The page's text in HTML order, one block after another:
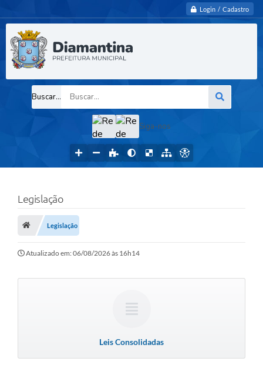
Login / Cadastro
Buscar...
Siga-nos
Legislação
Legislação
Atualizado em: 06/08/2026 às 16h14
Leis Consolidadas